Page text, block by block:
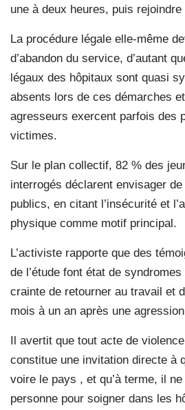
une à deux heures, puis
La procédure légale elle-même
d’abandon du service, d’autant
légaux des hôpitaux sont quasi
absents lors de ces démarches
agresseurs exercent parfois des
victimes.
Sur le plan collectif, 82 % des
interrogés déclarent envisager
publics, en citant l’insécurité et
physique comme motif principal.
L’activiste rapporte que des
de l’étude font état de
crainte de retourner au travail et
mois à un an après une
Il avertit que tout acte de
constitue une invitation directe à
voire le pays , et qu’à terme, il
personne pour soigner dans les